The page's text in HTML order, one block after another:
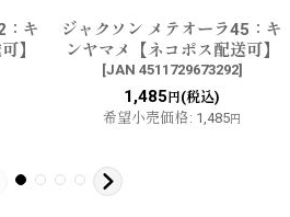
：キ
】
ジャクソン メテオーラ45：キ
ンヤマメ【ネコポス配送可】
[JAN 4511729673292]
1,485 円(税込)
希望小売価格: 1,485円